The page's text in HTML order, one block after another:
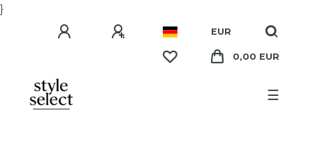
}
EUR
0,00 EUR
☰